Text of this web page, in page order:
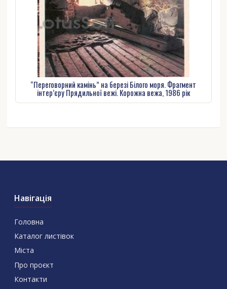
“Переговорний камінь” на березі Білого моря. Фрагмент
інтер’єру Прядильної вежі. Корожна вежа, 1986 рік
Навігація
Головна
Каталог листівок
Міста
Про проєкт
Контакти